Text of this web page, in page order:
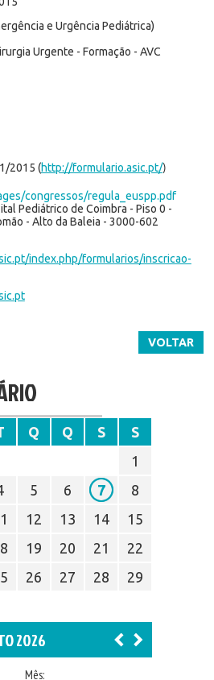
e Urgência Pediátrica)
Urgente - Formação - AVC
2015 (http://formulario.asic.pt/)
congressos/regula_euspp.pdf
Pediátrico de Coimbra - Piso 0 -
- Alto da Baleia - 3000-602
index.php/formularios/inscricao-
VOLTAR
Q Q S
S
1
5 6 7
8
12 13 14
15
19 20 21
22
26 27 28
29
2026
Mês: